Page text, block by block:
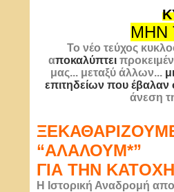
ΜΗΝ
Το νέο τεύχος
αποκαλύπτει
μας... μεταξύ άλλων...
επιτηδείων που έβαλαν
άνεση
“ΑΛΑΛΟΥΜ*”
ΓΙΑ ΤΗΝ
Η Ιστορική Αναδρομή